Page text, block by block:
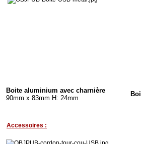
Boite aluminium avec charnière
90mm x 83mm H: 24mm
Accessoires :